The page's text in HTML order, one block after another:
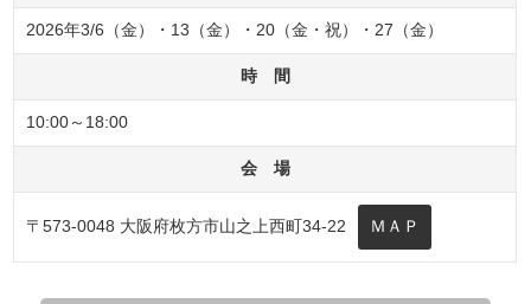
2026年3/6（金）・13（金）・20（金・祝）・27（金）
時 間
10:00～18:00
会 場
〒573-0048 大阪府枚方市山之上西町34-22 ＭＡＰ